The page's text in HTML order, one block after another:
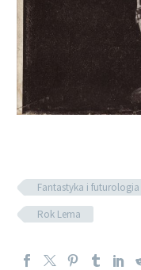
Fantastyka i futurologia
Rok Lema